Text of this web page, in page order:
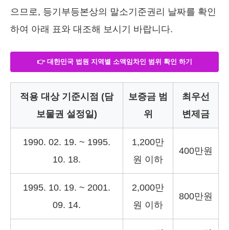
으므로, 등기부등본상의 말소기준권리 날짜를 확인
하여 아래 표와 대조해 보시기 바랍니다.
👉 대한민국 법원 지역별 소액임차인 범위 확인 하기
적용 대상 기준시점 (담
보물권 설정일)
보증금 범
위
최우선
변제금
1990. 02. 19. ~ 1995.
10. 18.
1,200만
원 이하
400만원
1995. 10. 19. ~ 2001.
09. 14.
2,000만
원 이하
800만원